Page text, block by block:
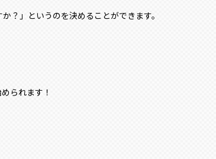
？」というのを決めることができます。
られます！